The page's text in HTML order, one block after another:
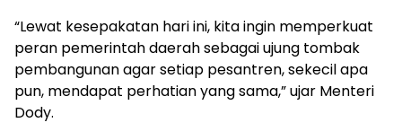
“Lewat kesepakatan hari ini, kita ingin memperkuat
peran pemerintah daerah sebagai ujung tombak
pembangunan agar setiap pesantren, sekecil apa
pun, mendapat perhatian yang sama,” ujar Menteri
Dody.